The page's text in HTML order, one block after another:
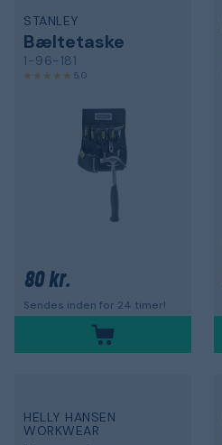
STANLEY
Bæltetaske
1-96-181
5,0
80 kr.
Sendes inden for 24 timer!
HELLY HANSEN
WORKWEAR